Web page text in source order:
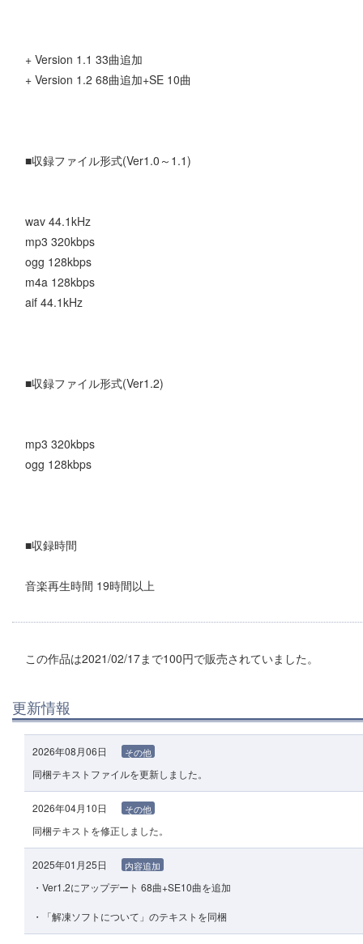
+ Version 1.1 33曲追加
+ Version 1.2 68曲追加+SE 10曲
■収録ファイル形式(Ver1.0～1.1)
wav 44.1kHz
mp3 320kbps
ogg 128kbps
m4a 128kbps
aif 44.1kHz
■収録ファイル形式(Ver1.2)
mp3 320kbps
ogg 128kbps
■収録時間
音楽再生時間 19時間以上
この作品は2021/02/17まで100円で販売されていました。
更新情報
2026年08月06日 その他
同梱テキストファイルを更新しました。
2026年04月10日 その他
同梱テキストを修正しました。
2025年01月25日 内容追加
・Ver1.2にアップデート 68曲+SE10曲を追加
・「解凍ソフトについて」のテキストを同梱